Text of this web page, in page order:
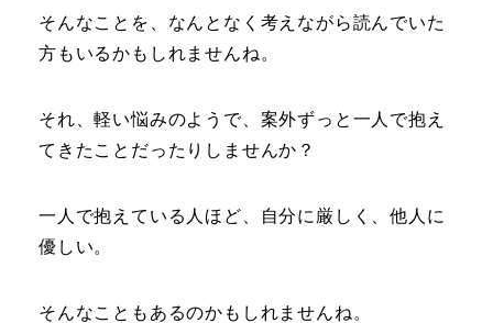
そんなことを、なんとなく考えながら読んでいた
方もいるかもしれませんね。
それ、軽い悩みのようで、案外ずっと一人で抱え
てきたことだったりしませんか？
一人で抱えている人ほど、自分に厳しく、他人に
優しい。
そんなこともあるのかもしれませんね。